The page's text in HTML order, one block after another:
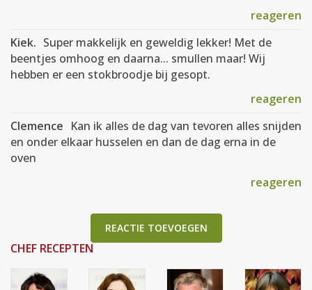
reageren
Kiek. Super makkelijk en geweldig lekker! Met de
beentjes omhoog en daarna... smullen maar! Wij
hebben er een stokbroodje bij gesopt.
reageren
Clemence Kan ik alles de dag van tevoren alles snijden
en onder elkaar husselen en dan de dag erna in de
oven
reageren
REACTIE TOEVOEGEN
CHEF RECEPTEN